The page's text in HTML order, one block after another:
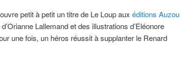
petit à petit un titre de Le Loup aux éditions Auzou
Lallemand et des illustrations d’Eléonore
une fois, un héros réussit à supplanter le Renard